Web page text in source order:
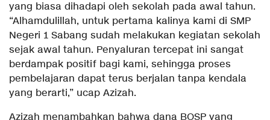
yang biasa dihadapi oleh sekolah pada awal tahun.
“Alhamdulillah, untuk pertama kalinya kami di SMP
Negeri 1 Sabang sudah melakukan kegiatan sekolah
sejak awal tahun. Penyaluran tercepat ini sangat
berdampak positif bagi kami, sehingga proses
pembelajaran dapat terus berjalan tanpa kendala
yang berarti,” ucap Azizah.
Azizah menambahkan bahwa dana BOSP yang